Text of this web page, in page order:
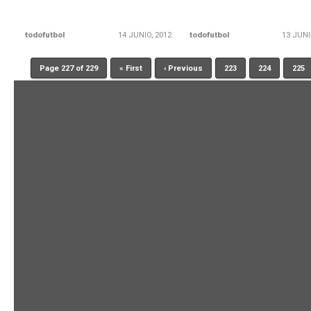
todofutbol 14 JUNIO, 2012 todofutbol 13
Page 227 of 229 « First ‹ Previous 223 224 225